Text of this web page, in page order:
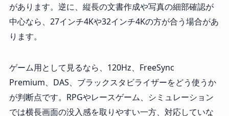
があります。逆に、縦長の文書作成や写真の細部確認が
中心なら、27インチ4Kや32インチ4Kの方が合う場合があ
ります。
ゲーム用として見るなら、120Hz、FreeSync
Premium、DAS、ブラックスタビライザーをどう使うか
が判断点です。RPGやレースゲーム、シミュレーション
では横長画面の没入感を取りやすい一方、対応していな